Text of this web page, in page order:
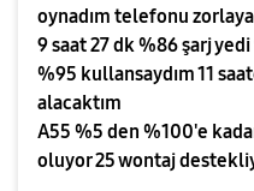
oynadım telefonu
9 saat 27 dk %86 şarj
%95 kullansaydım 11
alacaktım
A55 %5 den %100'e
oluyor 25 wontaj